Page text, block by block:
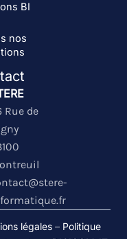
BI
nos
Rue de
légales – Politique